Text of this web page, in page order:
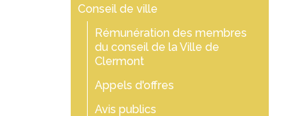
Conseil de ville
Rémunération des membres
du conseil de la Ville de
Clermont
Appels d'offres
Avis publics